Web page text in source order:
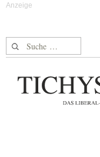
Suche nach: